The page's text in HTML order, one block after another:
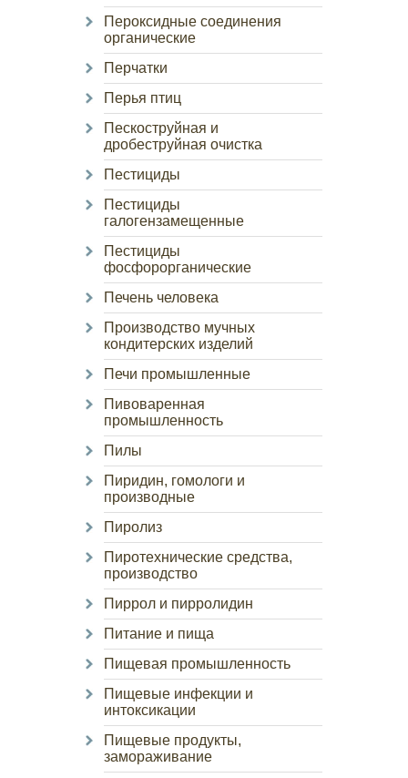
Пероксидные соединения
органические
Перчатки
Перья птиц
Пескоструйная и
дробеструйная очистка
Пестициды
Пестициды
галогензамещенные
Пестициды
фосфорорганические
Печень человека
Производство мучных
кондитерских изделий
Печи промышленные
Пивоваренная
промышленность
Пилы
Пиридин, гомологи и
производные
Пиролиз
Пиротехнические средства,
производство
Пиррол и пирролидин
Питание и пища
Пищевая промышленность
Пищевые инфекции и
интоксикации
Пищевые продукты,
замораживание